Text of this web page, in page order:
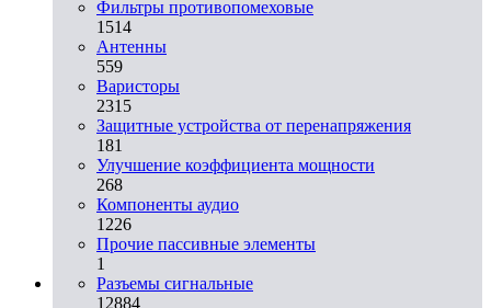
Фильтры противопомеховые
1514
Антенны
559
Варисторы
2315
Защитные устройства от перенапряжения
181
Улучшение коэффициента мощности
268
Компоненты аудио
1226
Прочие пассивные элементы
1
Разъeмы сигнальные
12884